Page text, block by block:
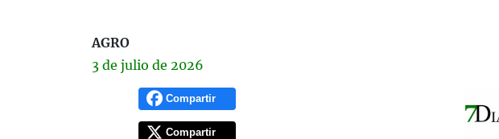
AGRO
3 de julio de 2026
Compartir
Compartir